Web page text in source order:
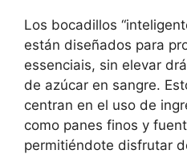
Los bocadillos
están diseñados para
essenciais, sin elevar
de azúcar en sangre.
centran en el uso de
como panes finos y
permitiéndote disfrutar